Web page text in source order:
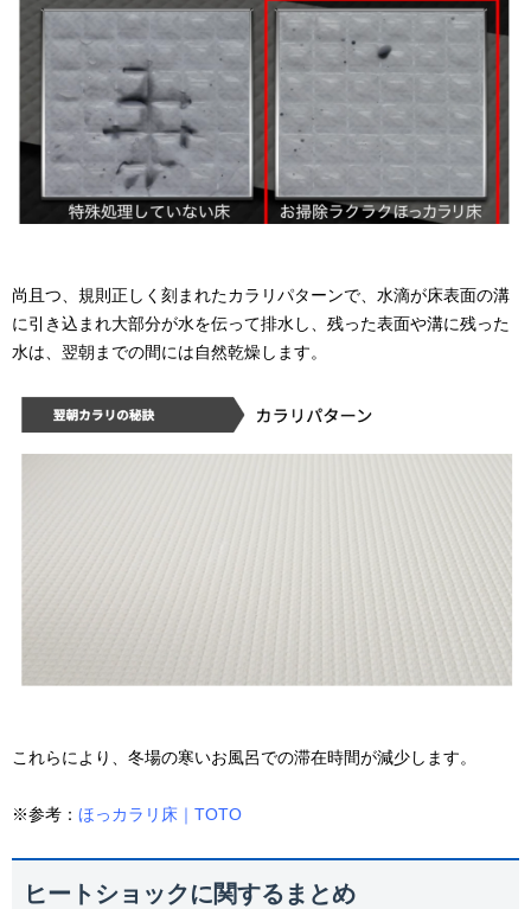
尚且つ、規則正しく刻まれたカラリパターンで、⽔滴が床表⾯の溝
に引き込まれ⼤部分が⽔を伝って排⽔し、残った表⾯や溝に残った
⽔は、翌朝までの間には⾃然乾燥します。
これらにより、冬場の寒いお風呂 での滞在時間が減少します。
※参考： ほっカラリ床｜TOTO
ヒートショックに関するまとめ